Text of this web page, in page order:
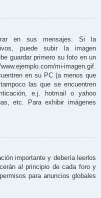
en sus mensajes. Si la
puede subir la imagen
guardar primero su foto en un
mi-imagen.gif.
en su PC (a menos que
las que se encuentren
e.j. hotmail o yahoo
etc. Para exhibir imágenes
importante y debería leerlos
al principio de cada foro y
para anuncios globales